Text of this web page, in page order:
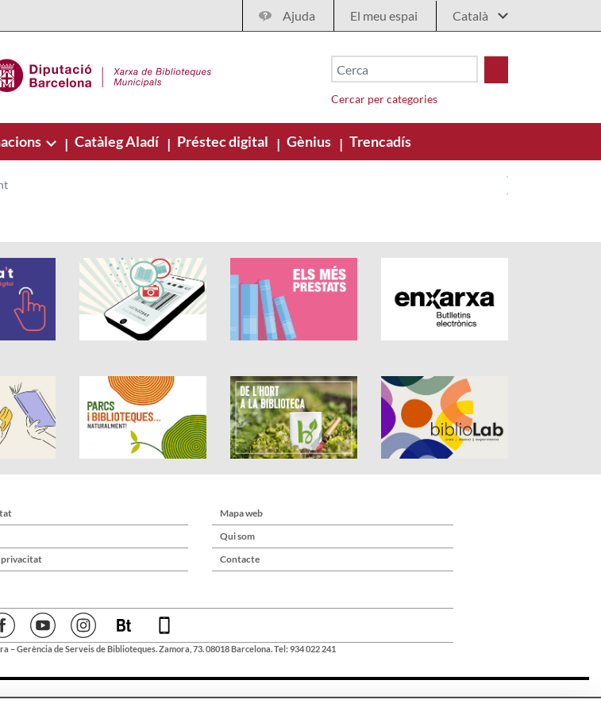
Ajuda El meu espai
Cercar per categories
| Catàleg Aladí | Préstec digital | Gènius | Trencadís
privacitat
Mapa web
Qui som
Contacte
– Gerència de Serveis de Biblioteques. Zamora, 73. 08018 Barcelona. Tel: 934 022 241